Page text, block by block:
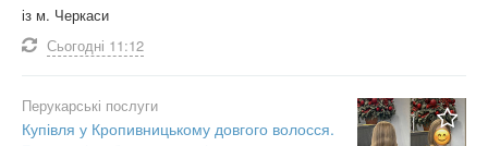
із м. Черкаси
Сьогодні 11:12
Перукарські послуги
Купівля у Кропивницькому довгого волосся.